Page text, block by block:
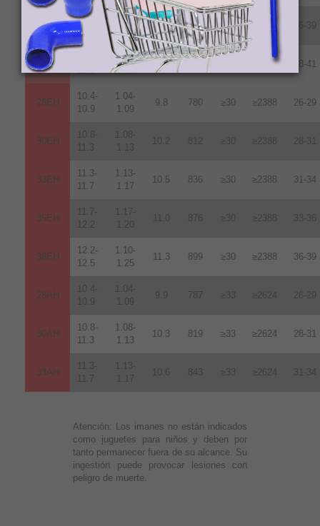
38UH
12.2-
12.5
1.22-
1.25
11.0 876 ≥25 ≥1990 36-39
40UH
12.8
1.24-
1.28
11.3 ≥1990 38-41
28EH
10.4-
10.9
1.04-
1.09
9.8 780 ≥30 ≥2388 26-29
30EH
10.8-
11.3
1.08-
1.13
10.2 812 ≥30 ≥2388 28-31
33EH
11.3-
11.7
1.13-
1.17
10.5 836 ≥30 ≥2388 31-34
35EH
11.7-
12.2
1.17-
1.20
11.0 876 ≥30 ≥2388 33-36
38EH
12.2-
12.5
1.10-
1.25
11.3 899 ≥30 ≥2388 36-39
28AH
10.4-
10.9
1.04-
1.09
9.9 787 ≥33 ≥2624 26-29
30AH
10.8-
11.3
1.08-
1.13
10.3 819 ≥33 ≥2624 28-31
33AH
11.3-
11.7
1.13-
1.17
10.6 843 ≥33 ≥2624 31-34
Atención: Los imanes no están indicados
como juguetes para niños y deben por
tanto permanecer fuera de su alcance. Su
ingestión puede provocar lesiones con
peligro de muerte.